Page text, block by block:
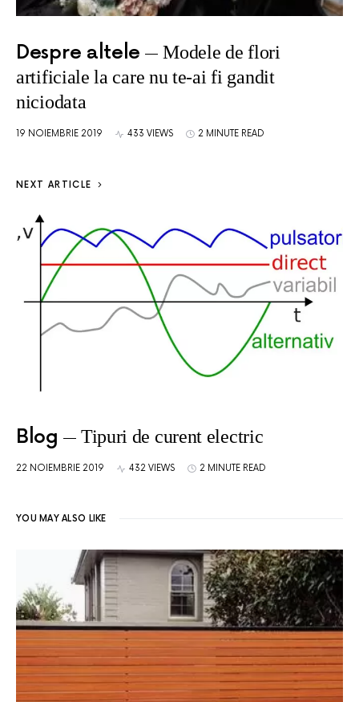
Despre altele
Modele de flori
artificiale la care nu te-ai fi gandit
niciodata
19 NOIEMBRIE 2019 433 VIEWS 2 MINUTE READ
NEXT ARTICLE
Blog Tipuri de curent electric
22 NOIEMBRIE 2019 432 VIEWS 2 MINUTE READ
YOU MAY ALSO LIKE